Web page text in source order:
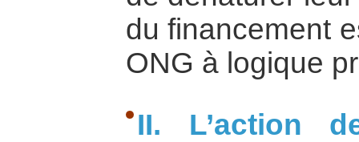
du financement
ONG à logique
II. L’action